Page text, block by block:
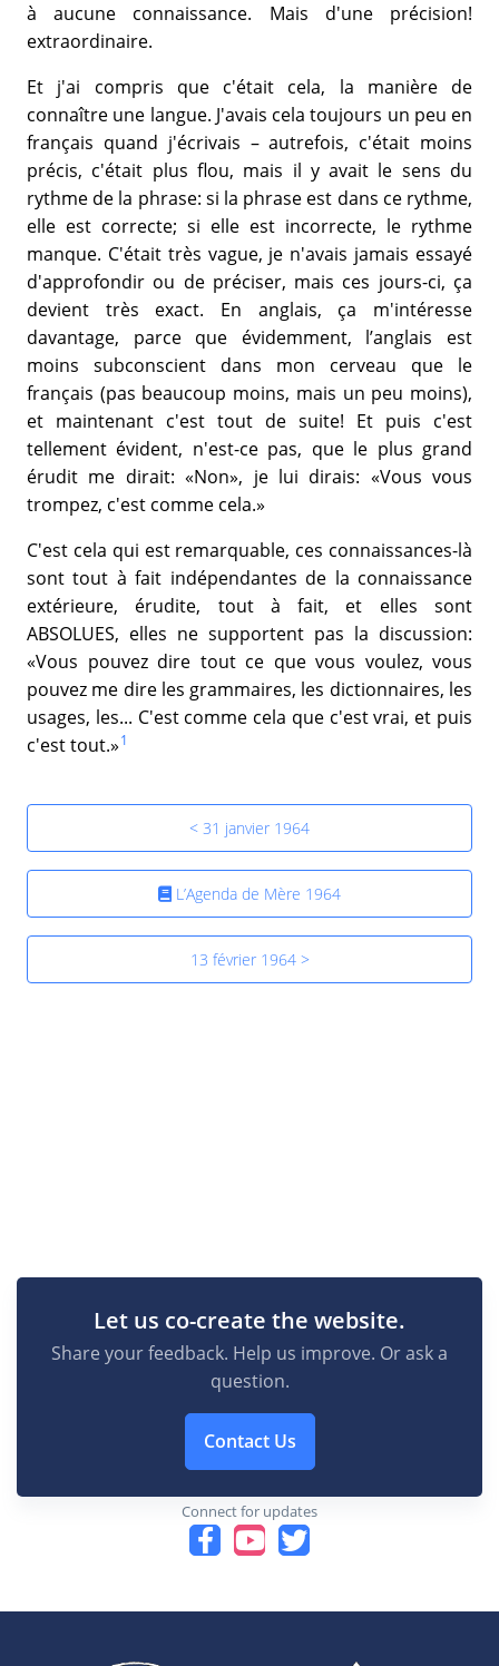
à aucune connaissance. Mais d'une précision!
extraordinaire.
Et j'ai compris que c'était cela, la manière de
connaître une langue. J'avais cela toujours un peu en
français quand j'écrivais – autrefois, c'était moins
précis, c'était plus flou, mais il y avait le sens du
rythme de la phrase: si la phrase est dans ce rythme,
elle est correcte; si elle est incorrecte, le rythme
manque. C'était très vague, je n'avais jamais essayé
d'approfondir ou de préciser, mais ces jours-ci, ça
devient très exact. En anglais, ça m'intéresse
davantage, parce que évidemment, l’anglais est
moins subconscient dans mon cerveau que le
français (pas beaucoup moins, mais un peu moins),
et maintenant c'est tout de suite! Et puis c'est
tellement évident, n'est-ce pas, que le plus grand
érudit me dirait: «Non», je lui dirais: «Vous vous
trompez, c'est comme cela.»
C'est cela qui est remarquable, ces connaissances-là
sont tout à fait indépendantes de la connaissance
extérieure, érudite, tout à fait, et elles sont
ABSOLUES, elles ne supportent pas la discussion:
«Vous pouvez dire tout ce que vous voulez, vous
pouvez me dire les grammaires, les dictionnaires, les
usages, les... C'est comme cela que c'est vrai, et puis
c'est tout.»1
< 31 janvier 1964
L’Agenda de Mère 1964
13 février 1964 >
Let us co-create the website.
Share your feedback. Help us improve. Or ask a
question.
Contact Us
Connect for updates